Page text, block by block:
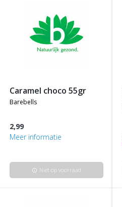
caramel choco 55gr
barebells
2,99
Meer informatie
info Niet op voorraad